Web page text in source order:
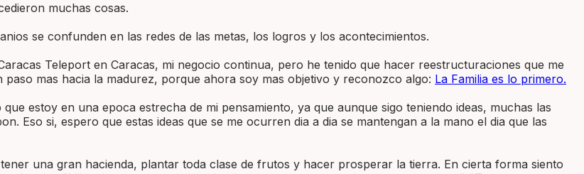
muchas cosas.
se confunden en las redes de las metas, los logros y los acontecimientos.
Teleport en Caracas, mi negocio continua, pero he tenido que hacer reestructuraciones que me
mas hacia la madurez, porque ahora soy mas objetivo y reconozco algo: La Familia es lo primero.
estoy en una epoca estrecha de mi pensamiento, ya que aunque sigo teniendo ideas, muchas las
Eso si, espero que estas ideas que se me ocurren dia a dia se mantengan a la mano el dia que las
una gran hacienda, plantar toda clase de frutos y hacer prosperar la tierra. En cierta forma siento